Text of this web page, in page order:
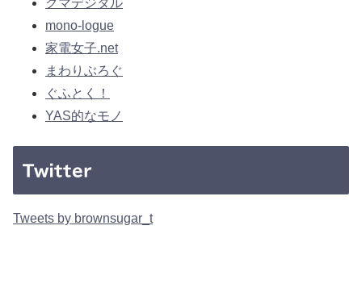
クマデジタル
mono-logue
家電女子.net
まわりぶろぐ
ぐふとく！
YAS的なモノ
Twitter
Tweets by brownsugar_t